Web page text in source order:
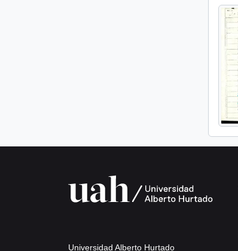
Universidad Alberto Hurtado